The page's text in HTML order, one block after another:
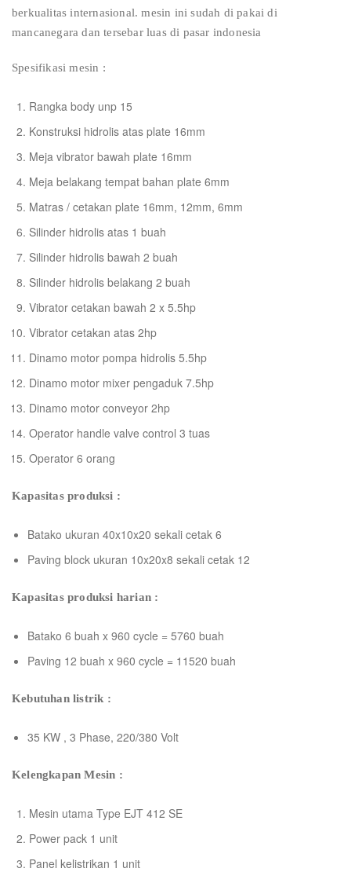
berkualitas internasional. mesin ini sudah di pakai di
mancanegara dan tersebar luas di pasar indonesia
Spesifikasi mesin :
Rangka body unp 15
Konstruksi hidrolis atas plate 16mm
Meja vibrator bawah plate 16mm
Meja belakang tempat bahan plate 6mm
Matras / cetakan plate 16mm, 12mm, 6mm
Silinder hidrolis atas 1 buah
Silinder hidrolis bawah 2 buah
Silinder hidrolis belakang 2 buah
Vibrator cetakan bawah 2 x 5.5hp
Vibrator cetakan atas 2hp
Dinamo motor pompa hidrolis 5.5hp
Dinamo motor mixer pengaduk 7.5hp
Dinamo motor conveyor 2hp
Operator handle valve control 3 tuas
Operator 6 orang
Kapasitas produksi :
Batako ukuran 40x10x20 sekali cetak 6
Paving block ukuran 10x20x8 sekali cetak 12
Kapasitas produksi harian :
Batako 6 buah x 960 cycle = 5760 buah
Paving 12 buah x 960 cycle = 11520 buah
Kebutuhan listrik :
35 KW , 3 Phase, 220/380 Volt
Kelengkapan Mesin :
Mesin utama Type EJT 412 SE
Power pack 1 unit
Panel kelistrikan 1 unit